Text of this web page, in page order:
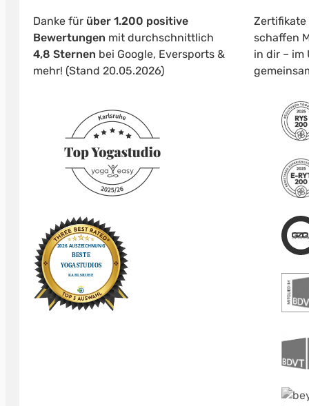
Danke für über 1.200 positive
Bewertungen mit durchschnittlich
4,8 Sternen bei Google, Eversports &
mehr! (Stand 20.05.2026)
Zertifikate
schaffen
in dir – im